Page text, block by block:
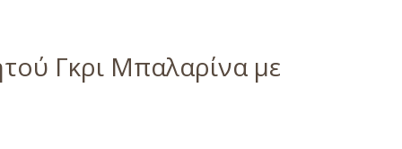
Γκρι Μπαλαρίνα με